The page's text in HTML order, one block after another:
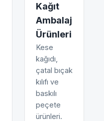
Kağıt
Ambalaj
Ürünleri
Kese
kağıdı,
çatal bıçak
kılıfı ve
baskılı
peçete
ürünleri.